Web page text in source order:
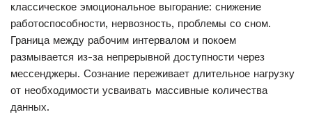
классическое эмоциональное выгорание: снижение
работоспособности, нервозность, проблемы со сном.
Граница между рабочим интервалом и покоем
размывается из-за непрерывной доступности через
мессенджеры. Сознание переживает длительное нагрузку
от необходимости усваивать массивные количества
данных.